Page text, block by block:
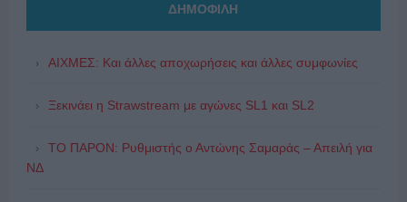
ΔΗΜΟΦΙΛΗ
ΑΙΧΜΕΣ: Και άλλες αποχωρήσεις και άλλες συμφωνίες
Ξεκινάει η Strawstream με αγώνες SL1 και SL2
ΤΟ ΠΑΡΟΝ: Ρυθμιστής ο Αντώνης Σαμαράς – Απειλή για
ΝΔ